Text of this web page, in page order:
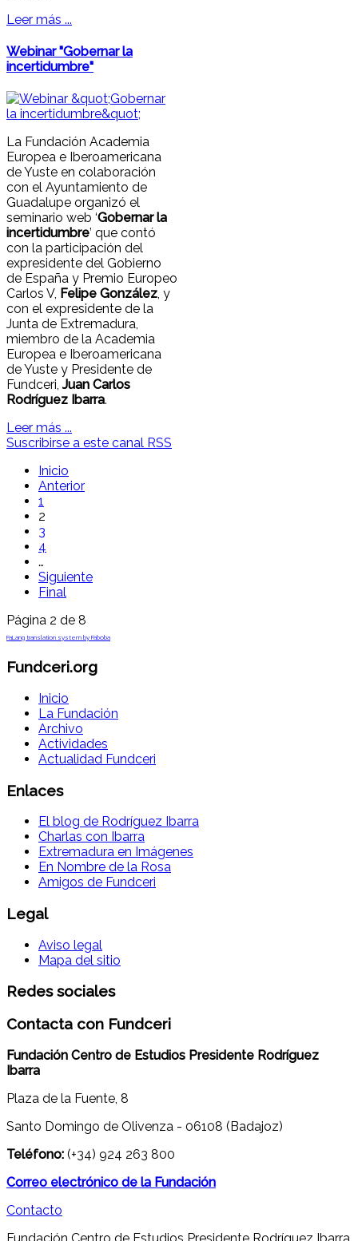
Leer más ...
Webinar "Gobernar la
incertidumbre"
La Fundación Academia
Europea e Iberoamericana
de Yuste en colaboración
con el Ayuntamiento de
Guadalupe organizó el
seminario web ‘Gobernar la
incertidumbre’ que contó
con la participación del
expresidente del Gobierno
de España y Premio Europeo
Carlos V, Felipe González, y
con el expresidente de la
Junta de Extremadura,
miembro de la Academia
Europea e Iberoamericana
de Yuste y Presidente de
Fundceri,Juan Carlos
Rodríguez Ibarra.
Leer más ...
Suscribirse a este canal RSS
Inicio
Anterior
1
2
3
4
…
Siguiente
Final
Página 2 de 8
FaLang translation system by Faboba
Fundceri.org
Inicio
La Fundación
Archivo
Actividades
Actualidad Fundceri
Enlaces
El blog de Rodríguez Ibarra
Charlas con Ibarra
Extremadura en Imágenes
En Nombre de la Rosa
Amigos de Fundceri
Legal
Aviso legal
Mapa del sitio
Redes sociales
Contacta con Fundceri
Fundación Centro de Estudios Presidente Rodríguez
Ibarra
Plaza de la Fuente, 8
Santo Domingo de Olivenza - 06108 (Badajoz)
Teléfono: (+34) 924 263 800
Correo electrónico de la Fundación
Contacto